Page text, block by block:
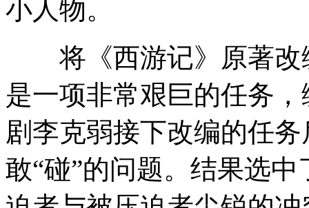
小人物。
将《西游记》原著改
是一项非常艰巨的任务
剧李克弱接下改编的任
敢“碰”的问题。结果选